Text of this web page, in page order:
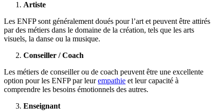
Artiste
Les ENFP sont généralement doués pour l’art et peuvent être attirés
par des métiers dans le domaine de la création, tels que les arts
visuels, la danse ou la musique.
Conseiller / Coach
Les métiers de conseiller ou de coach peuvent être une excellente
option pour les ENFP par leurempathie et leur capacité à
comprendre les besoins émotionnels des autres.
Enseignant